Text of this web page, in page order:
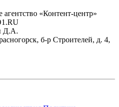
«Контент-центр»
Д.А.
б-р Строителей, д. 4,